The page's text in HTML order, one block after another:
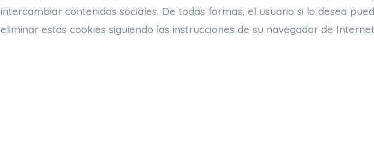
intercambiar contenidos sociales. De todas formas, el usuario si lo desea
eliminar estas cookies siguiendo las instrucciones de su navegador de